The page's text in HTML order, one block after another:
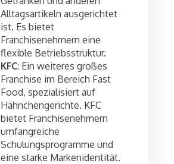
Alltagsartikeln ausgerichtet
ist. Es bietet
Franchisenehmern eine
flexible Betriebsstruktur.
KFC: Ein weiteres großes
Franchise im Bereich Fast
Food, spezialisiert auf
Hähnchengerichte. KFC
bietet Franchisenehmern
umfangreiche
Schulungsprogramme und
eine starke Markenidentität.